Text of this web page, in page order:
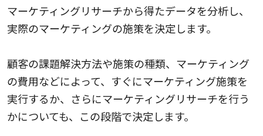
マーケティングリサーチから得たデータを分析し、
実際のマーケティングの施策を決定します。
顧客の課題解決方法や施策の種類、マーケティング
の費用などによって、すぐにマーケティング施策を
実行するか、さらにマーケティングリサーチを行う
かについても、この段階で決定します。